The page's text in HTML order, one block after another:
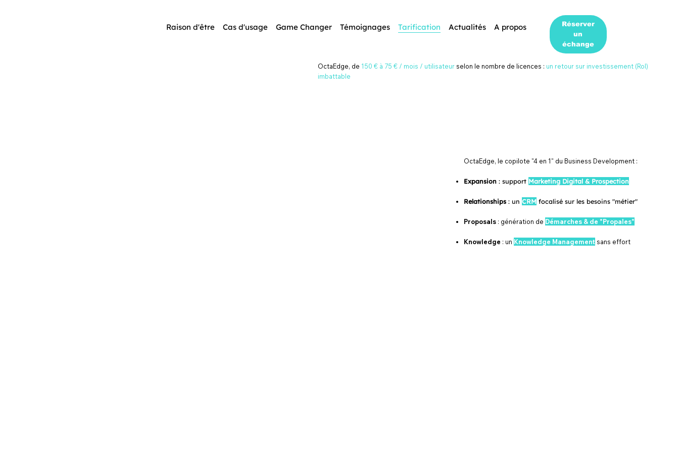
Raison d'être Cas d'usage Game Changer Témoignages Tarification Actualités A propos
Réserver
un
échange
OctaEdge, de 150 € à 75 € / mois / utilisateurselon le nombre de licences : un retour sur investissement (RoI)
imbattable
OctaEdge, le copilote "4 en 1" du Business Development :
Expansion: support Marketing Digital & Prospection
Relationships: unCRM focalisé sur les besoins "métier"
Proposals : génération de Démarches & de "Propales"
Knowledge : un Knowledge Managementsans effort
OctaEdge, de 150 € à 75 € / mois / utilisateurselon le nombre de licences : un retour sur investissement (RoI)
imbattable
OctaEdge, le copilote "4 en 1" du Business Development :
Expansion: support Marketing Digital & Prospection
Relationships: unCRM focalisé sur les besoins "métier"
Proposals : génération de Démarches & de "Propales"
Knowledge : un Knowledge Managementsans effort